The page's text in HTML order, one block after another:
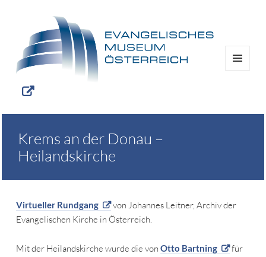
Krems an der Donau –
Heilandskirche
Virtueller Rundgang
von Johannes Leitner, Archiv der
Evangelischen Kirche in Österreich.
Mit der Heilandskirche wurde die von Otto Bartning für